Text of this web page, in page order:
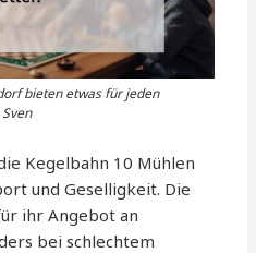
bieten etwas für jeden
Kegelbahn 10 Mühlen
und Geselligkeit. Die
ihr Angebot an
bei schlechtem